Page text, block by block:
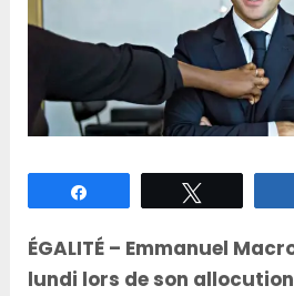
ÉGALITÉ – Emmanuel
lundi lors de son